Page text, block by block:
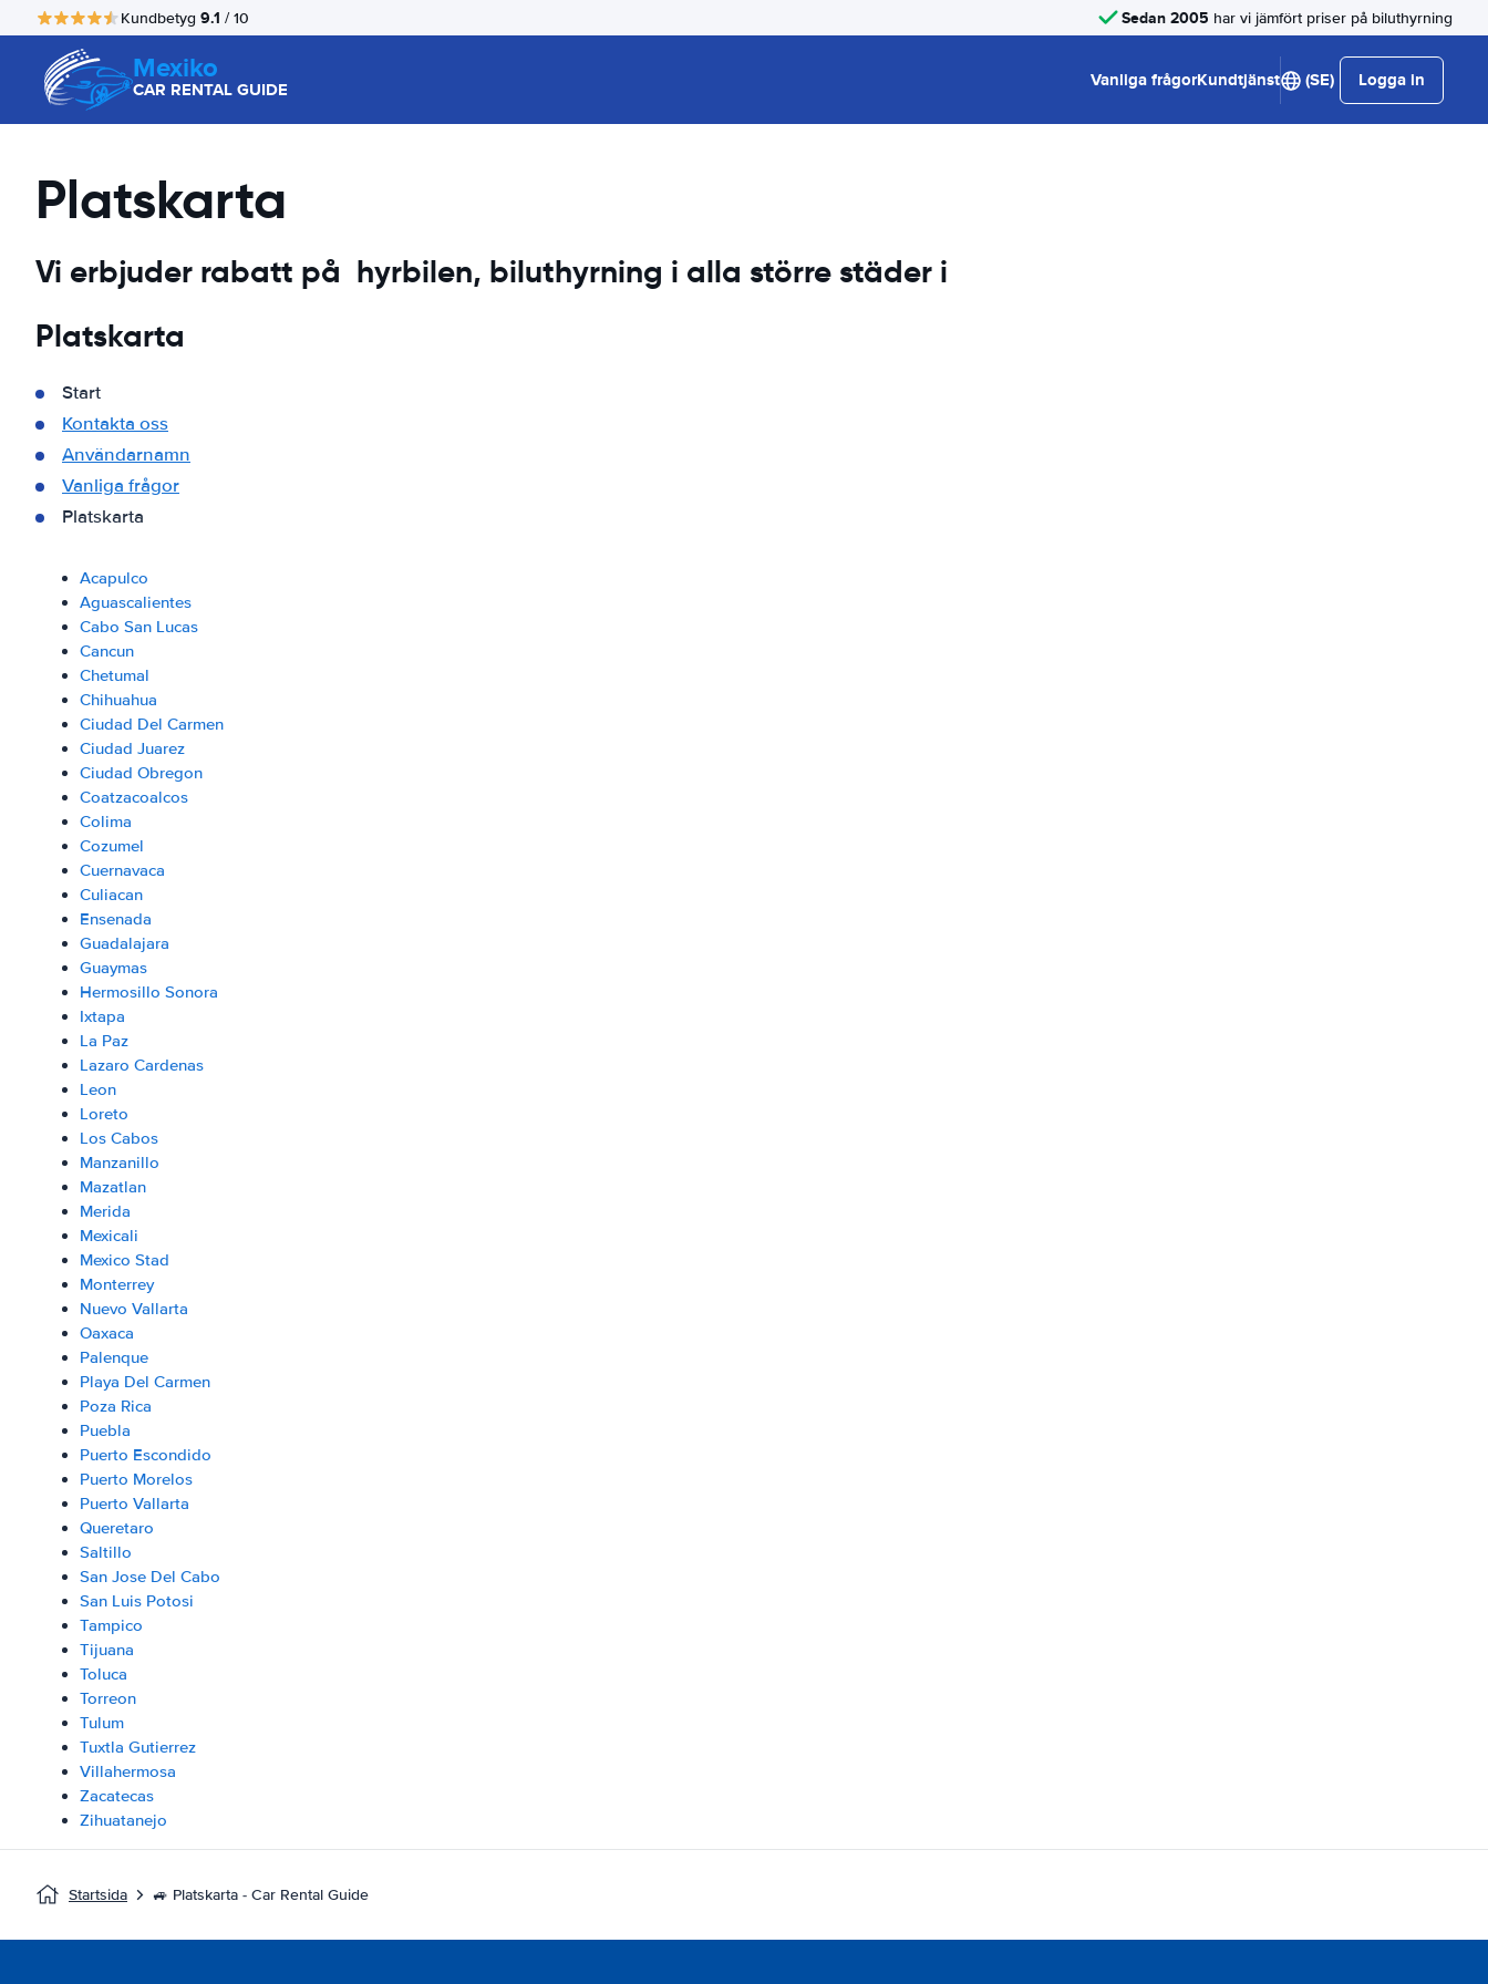
Kundbetyg 9.1 / 10 Sedan 2005 har vi jämfört priser på biluthyrning
Mexiko
CAR RENTAL GUIDE Vanliga frågorKundtjänst (SE) Logga in
Platskarta
Vi erbjuder rabatt på hyrbilen, biluthyrning i alla större städer i
Platskarta
Start
Kontakta oss
Användarnamn
Vanliga frågor
Platskarta
Acapulco
Aguascalientes
Cabo San Lucas
Cancun
Chetumal
Chihuahua
Ciudad Del Carmen
Ciudad Juarez
Ciudad Obregon
Coatzacoalcos
Colima
Cozumel
Cuernavaca
Culiacan
Ensenada
Guadalajara
Guaymas
Hermosillo Sonora
Ixtapa
La Paz
Lazaro Cardenas
Leon
Loreto
Los Cabos
Manzanillo
Mazatlan
Merida
Mexicali
Mexico Stad
Monterrey
Nuevo Vallarta
Oaxaca
Palenque
Playa Del Carmen
Poza Rica
Puebla
Puerto Escondido
Puerto Morelos
Puerto Vallarta
Queretaro
Saltillo
San Jose Del Cabo
San Luis Potosi
Tampico
Tijuana
Toluca
Torreon
Tulum
Tuxtla Gutierrez
Villahermosa
Zacatecas
Zihuatanejo
Startsida 🚙 Platskarta - Car Rental Guide